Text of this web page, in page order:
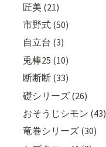
匠美 (21)
市野式 (50)
自立台 (3)
兎棒25 (10)
断断断 (33)
礎シリーズ (26)
おそうじシモン (43)
竜巻シリーズ (30)